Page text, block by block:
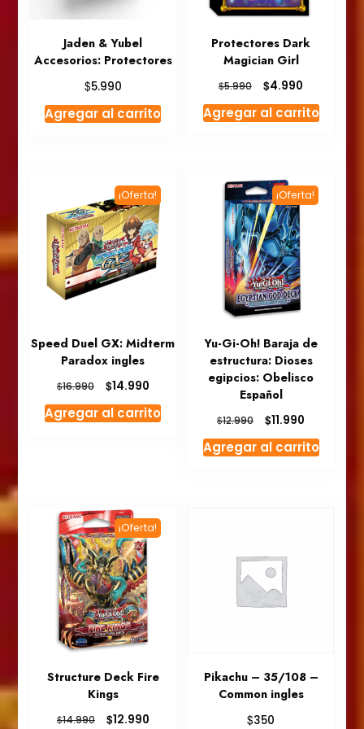
Jaden & Yubel
Accesorios: Protectores
$5.990
Agregar al carrito
Protectores Dark
Magician Girl
$5.990
El
precio
original
$4.990
precio
actual
Agregar al carrito
¡Oferta!
Speed Duel GX: Midterm
Paradox ingles
$16.990
precio
original
$14.990El
precio
actual
Agregar al carrito
¡Oferta!
Yu-Gi-Oh! Baraja de
estructura: Dioses
egipcios: Obelisco
Español
$12.990
El
precio
original
$11.990
precio
actual
Agregar al carrito
¡Oferta!
Structure Deck Fire
Kings
$14.990 $12.990El
Pikachu – 35/108 –
Common ingles
$350